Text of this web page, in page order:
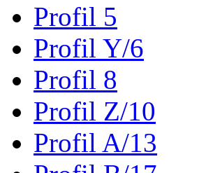
Profil 5
Profil Y/6
Profil 8
Profil Z/10
Profil A/13